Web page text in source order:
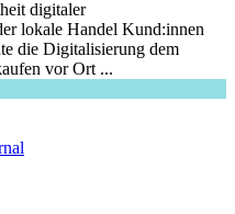
digitaler
lokale Handel Kund:innen
die Digitalisierung dem
vor Ort ...